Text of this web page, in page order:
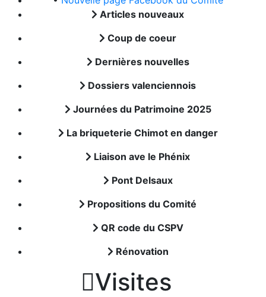
Articles nouveaux
Coup de coeur
Dernières nouvelles
Dossiers valenciennois
Journées du Patrimoine 2025
La briqueterie Chimot en danger
Liaison ave le Phénix
Pont Delsaux
Propositions du Comité
QR code du CSPV
Rénovation
Visites